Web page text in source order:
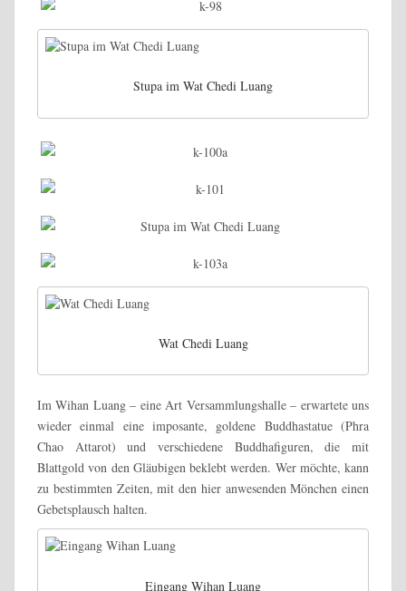
Stupa im Wat Chedi Luang
Wat Chedi Luang
Im Wihan Luang – eine Art Versammlungshalle – erwartete uns
wieder einmal eine imposante, goldene Buddhastatue (Phra
Chao Attarot) und verschiedene Buddhafiguren, die mit
Blattgold von den Gläubigen beklebt werden. Wer möchte, kann
zu bestimmten Zeiten, mit den hier anwesenden Mönchen einen
Gebetsplausch halten.
Eingang Wihan Luang